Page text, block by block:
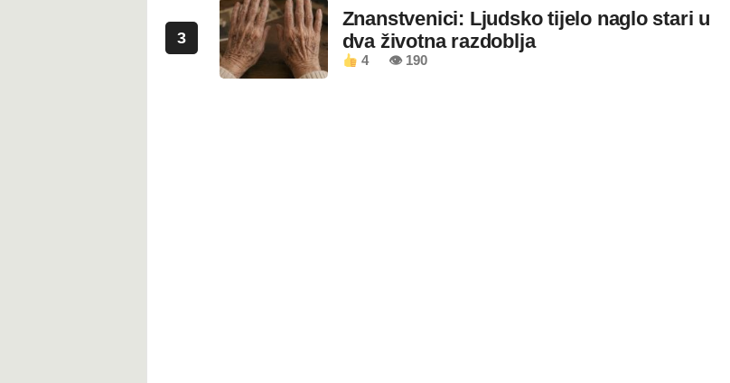
3
Znanstvenici: Ljudsko tijelo naglo stari u
dva životna razdoblja
4 👁 190